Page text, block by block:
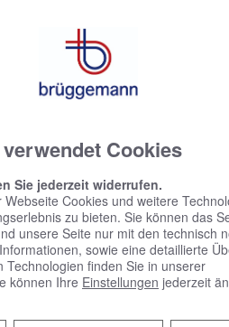
Cookies
Sie jederzeit widerrufen.
Cookies und weitere
zu bieten. Sie können das
unsere Seite nur mit den technisch
sowie eine detaillierte
Technologien finden Sie in unserer
können Ihre Einstellungen jederzeit